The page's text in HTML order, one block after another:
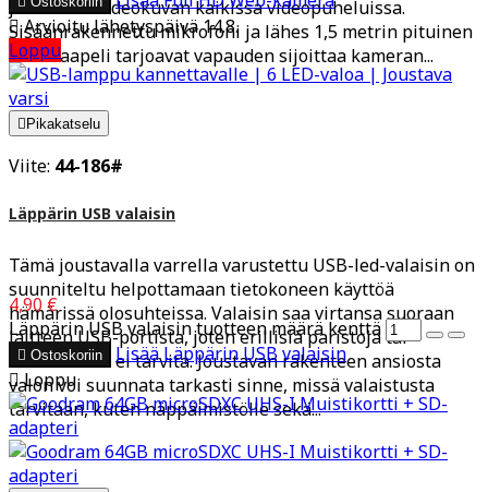
ja sulavan videokuvan kaikissa videopuheluissa.
Sisäänrakennettu mikrofoni ja lähes 1,5 metrin pituinen
USB-kaapeli tarjoavat vapauden sijoittaa kameran...
Arvioitu lähetyspäivä 14.8.
Loppu
 Pikakatselu
Viite: 44-186#
Läppärin USB valaisin
Tämä joustavalla varrella varustettu USB-led-valaisin on
suunniteltu helpottamaan tietokoneen käyttöä
hämärissä olosuhteissa. Valaisin saa virtansa suoraan
laitteen USB-portista, joten erillisiä paristoja tai
virtalähteitä ei tarvita. Joustavan rakenteen ansiosta
valon voi suunnata tarkasti sinne, missä valaistusta
tarvitaan, kuten näppäimistölle sekä...
4,90 €
Läppärin USB valaisin tuotteen määrä kenttä
 Ostoskoriin LisääLäppärin USB valaisin
Loppu